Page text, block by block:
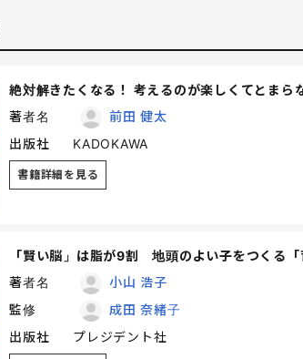
絶対解きたくなる！ 考えるのが楽しくてとまら
著者名
前田 健太
出版社
KADOKAWA
書籍詳細を見る
「賢い脳」は脂が9割 地頭のよい子をつくる「
著者名
小山 浩子
監修
成田 奈緒子
出版社
プレジデント社